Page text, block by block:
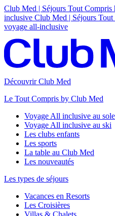
Club Med | Séjours Tout Compris
inclusive Club Med | Séjours
voyage all-inclusive
Découvrir Club Med
Le Tout Compris by Club Med
Voyage All inclusive au
Voyage All inclusive au ski
Les clubs enfants
Les sports
La table au Club Med
Les nouveautés
Les types de séjours
Vacances en Resorts
Les Croisières